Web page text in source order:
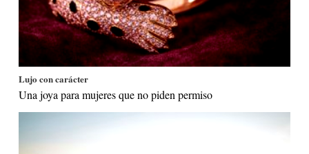
Lujo con carácter
Una joya para mujeres que no piden permiso